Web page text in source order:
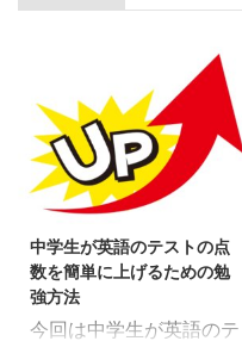
中学生が英語のテストの点
数を簡単に上げるための勉
強方法
今回は中学生が英語のテ